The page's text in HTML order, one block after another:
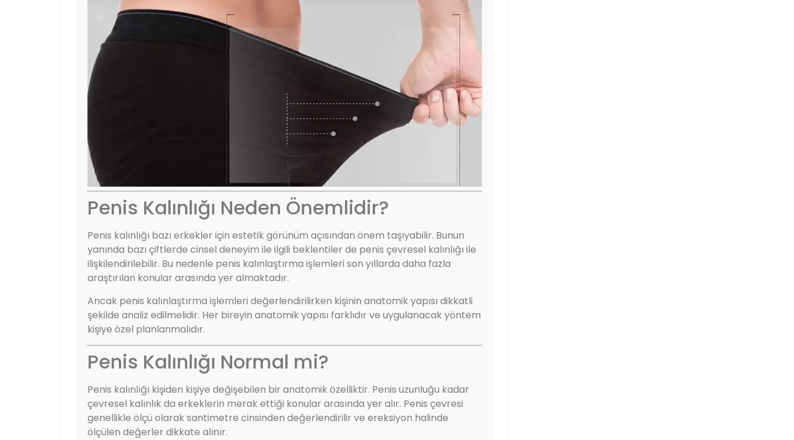
Penis Kalınlığı Neden Önemlidir?
Penis kalınlığı bazı erkekler için estetik görünüm açısından önem taşıyabilir. Bunun
yanında bazı çiftlerde cinsel deneyim ile ilgili beklentiler de penis çevresel kalınlığı ile
ilişkilendirilebilir. Bu nedenle penis kalınlaştırma işlemleri son yıllarda daha fazla
araştırılan konular arasında yer almaktadır.
Ancak penis kalınlaştırma işlemleri değerlendirilirken kişinin anatomik yapısı dikkatli
şekilde analiz edilmelidir. Her bireyin anatomik yapısı farklıdır ve uygulanacak yöntem
kişiye özel planlanmalıdır.
Penis Kalınlığı Normal mi?
Penis kalınlığı kişiden kişiye değişebilen bir anatomik özelliktir. Penis uzunluğu kadar
çevresel kalınlık da erkeklerin merak ettiği konular arasında yer alır. Penis çevresi
genellikle ölçü olarak santimetre cinsinden değerlendirilir ve ereksiyon halinde
ölçülen değerler dikkate alınır.